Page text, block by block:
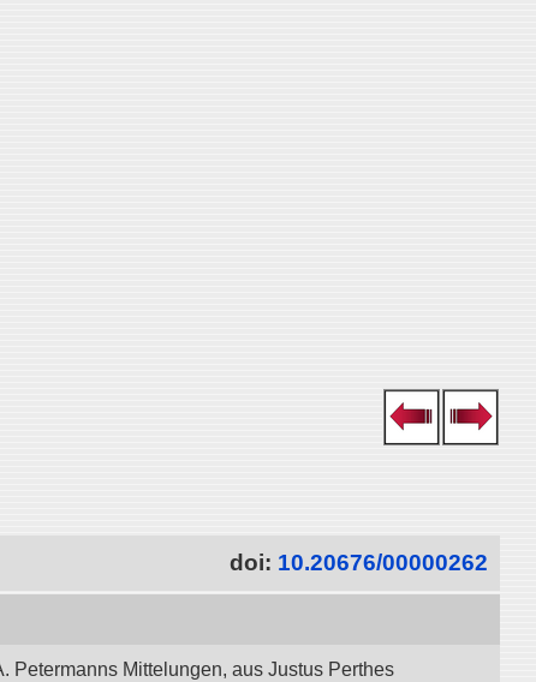
doi: 10.20676/00000262
Petermanns Mittelungen, aus Justus Perthes